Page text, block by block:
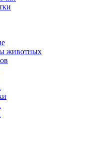
животных